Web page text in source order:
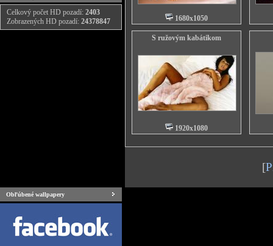
Celkový počet HD pozadí: 2403
Zobrazených HD pozadí: 24378847 1680x1050
S ružovým kabátikom
1920x1080
[
Obľúbené wallpapery